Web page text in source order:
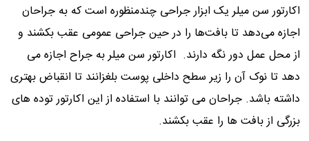
اکارتور سن میلر یک ابزار جراحی چندمنظوره است که به جراحان
اجازه می‌دهد تا بافت‌ها را در حین جراحی عمومی عقب بکشند و
از محل عمل دور نگه دارند. اکارتور سن میلر به جراح اجازه می
دهد تا نوک آن را زیر سطح داخلی پوست بلغزانند تا انقباض بهتری
داشته باشد. جراحان می توانند با استفاده از این اکارتور توده های
بزرگی از بافت ها را عقب بکشند.